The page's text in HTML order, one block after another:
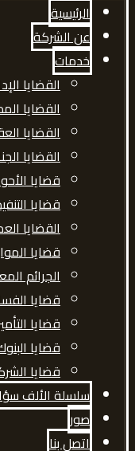
الرئيسية
عن الشركة
خدمات
القضايا
القضايا
القضايا
القضايا
قضايا
قضايا
القضايا
قضايا
الجرائم
قضايا
قضايا
قضايا
قضايا
سلسلة الألف
صور
اتصل بنا